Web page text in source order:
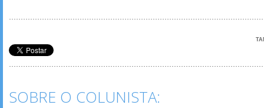
SOBRE O COLUNISTA: